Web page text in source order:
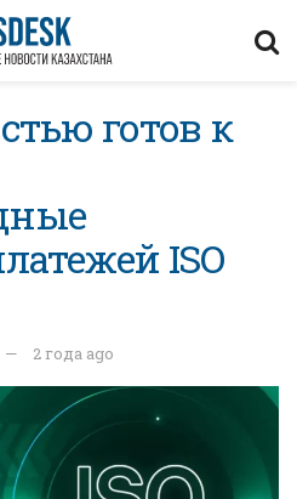
готов к
ISO
2 года ago